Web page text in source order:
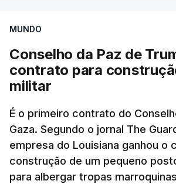
MUNDO
Conselho da Paz de
contrato para
militar
É o primeiro contrato do
Gaza. Segundo o jornal The
empresa do Louisiana ganhou o
construção de um pequeno
para albergar tropas